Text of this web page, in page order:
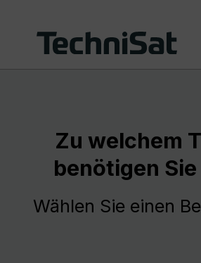
Zu welchem
benötigen
Wählen Sie einen